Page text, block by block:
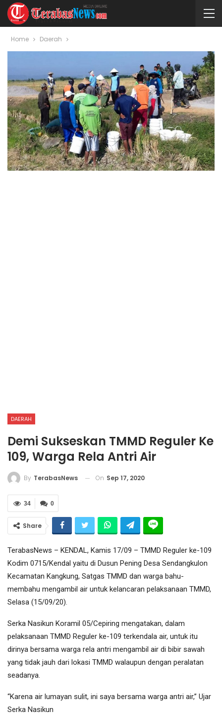
Home Daerah
DAERAH
Demi Sukseskan TMMD Reguler Ke
109, Warga Rela Antri Air
By TerabasNews On Sep 17, 2020
0
34
Share
TerabasNews – KENDAL, Kamis 17/09 – TMMD Reguler ke-109
Kodim 0715/Kendal yaitu di Dusun Pening Desa Sendangkulon
Kecamatan Kangkung, Satgas TMMD dan warga bahu-
membahu mengambil air untuk kelancaran pelaksanaan TMMD,
Selasa (15/09/20).
Serka Nasikun Koramil 05/Cepiring mengatakan, dalam
pelaksanaan TMMD Reguler ke-109 terkendala air, untuk itu
dirinya bersama warga rela antri mengambil air di bibir sawah
yang tidak jauh dari lokasi TMMD walaupun dengan peralatan
seadanya.
“Karena air lumayan sulit, ini saya bersama warga antri air,” Ujar
Serka Nasikun